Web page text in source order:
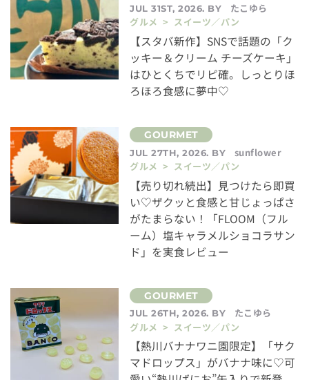
JUL 31ST, 2026. BY
たこゆら
グルメ > スイーツ／パン
【スタバ新作】SNSで話題の「ク
ッキー＆クリーム チーズケーキ」
はひとくちでリピ確。しっとりほ
ろほろ食感に夢中♡
JUL 27TH, 2026. BY
sunflower
グルメ > スイーツ／パン
【売り切れ続出】見つけたら即買
い♡ザクッと食感と甘じょっぱさ
がたまらない！「FLOOM（フル
ーム）塩キャラメルショコラサン
ド」を実食レビュー
JUL 26TH, 2026. BY
たこゆら
グルメ > スイーツ／パン
【熱川バナナワニ園限定】「サク
マドロップス」がバナナ味に♡可